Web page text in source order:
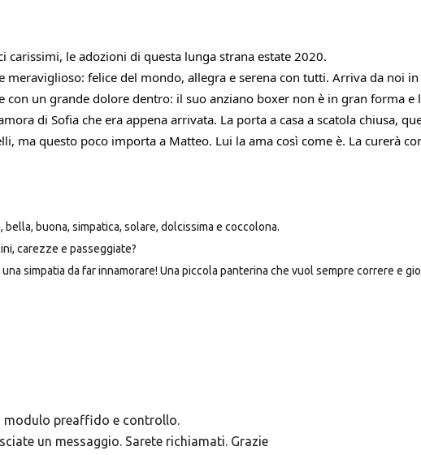
carissimi, le adozioni di questa lunga strana estate 2020.
meraviglioso: felice del mondo, allegra e serena con tutti. Arriva da noi
con un grande dolore dentro: il suo anziano boxer non è in gran forma
di Sofia che era appena arrivata. La porta a casa a scatola chiusa,
ma questo poco importa a Matteo. Lui la ama così come è. La curerà
buona, simpatica, solare, dolcissima e coccolona.
carezze e passeggiate?
simpatia da far innamorare! Una piccola panterina che vuol sempre correre e
preaffido e controllo.
un messaggio. Sarete richiamati. Grazie